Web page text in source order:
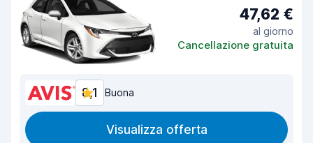
47,62 €
al giorno
Cancellazione gratuita
8,1 Buona
Visualizza offerta